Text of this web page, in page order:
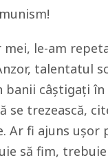
le-am
talentatul
banii câștigați
se trezească,
Ar fi ajuns ușor
să fim,